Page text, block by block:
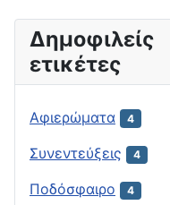
Δημοφιλείς
ετικέτες
Αφιερώματα 4
Συνεντεύξεις 4
Ποδόσφαιρο 4